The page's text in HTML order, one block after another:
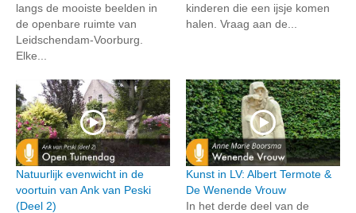
langs de mooiste beelden in
de openbare ruimte van
Leidschendam-Voorburg.
Elke...
kinderen die een ijsje komen
halen. Vraag aan de...
Natuurlijk evenwicht in de
voortuin van Ank van Peski
(Deel 2)
Kunst in LV: Albert Termote &
De Wenende Vrouw
In het derde deel van de